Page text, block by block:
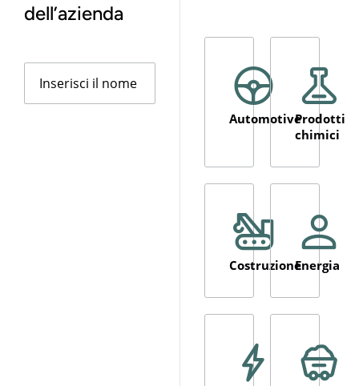
dell’azienda
AutomotiveProdotti
chimici
CostruzioneEnergia